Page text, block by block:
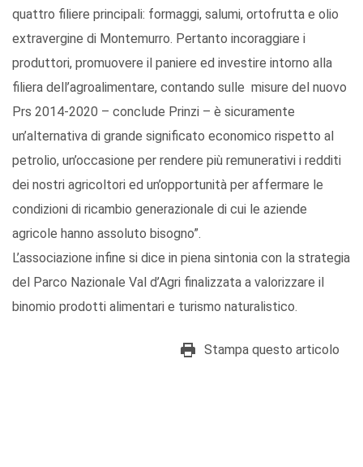
quattro filiere principali: formaggi, salumi, ortofrutta e olio
extravergine di Montemurro. Pertanto incoraggiare i
produttori, promuovere il paniere ed investire intorno alla
filiera dell’agroalimentare, contando sulle misure del nuovo
Prs 2014-2020 – conclude Prinzi – è sicuramente
un’alternativa di grande significato economico rispetto al
petrolio, un’occasione per rendere più remunerativi i redditi
dei nostri agricoltori ed un’opportunità per affermare le
condizioni di ricambio generazionale di cui le aziende
agricole hanno assoluto bisogno”.
L’associazione infine si dice in piena sintonia con la strategia
del Parco Nazionale Val d’Agri finalizzata a valorizzare il
binomio prodotti alimentari e turismo naturalistico.
Stampa questo articolo